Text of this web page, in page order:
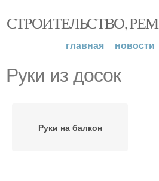
СТРОИТЕЛЬСТВО,
главная новости
Руки из досок
Руки на балкон